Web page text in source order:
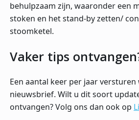
behulpzaam zijn, waaronder een
stoken en het stand-by zetten/
stoomketel.
Vaker tips
Een aantal keer per jaar versturen
nieuwsbrief. Wilt u dit soort
ontvangen? Volg ons dan ook op